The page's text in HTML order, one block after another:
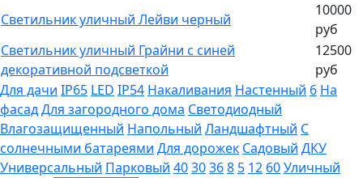
Светильник уличный Лейви черный
10000
руб
Светильник уличный Грайни с синей
декоративной подсветкой
12500
руб
Для дачи IP65 LED IP54 Накаливания Настенный 6 На
фасадДля загородного дома Светодиодный
Влагозащищенный Напольный Ландшафтный С
солнечными батареями Для дорожек Садовый ДКУ
Универсальный Парковый 4030368 5 12 60Уличный